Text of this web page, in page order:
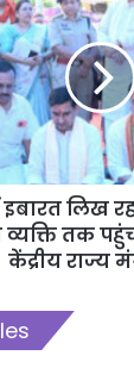
शिक्षा और
में विकास और
ने श्रमिकों की
युवा ही विकास
करते हुए
साय ने कहा कि
और सुशासन
विकास अब दूरस्थ
लिख
तक
केंद्रीय राज्य